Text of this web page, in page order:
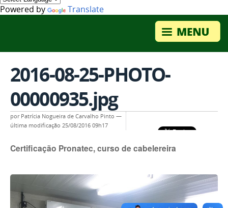
Powered by Translate
2016-08-25-PHOTO-
00000935.jpg
por Patrícia Nogueira de Carvalho Pinto —
última modificação 25/08/2016 09h17
Certificação Pronatec, curso de cabelereira